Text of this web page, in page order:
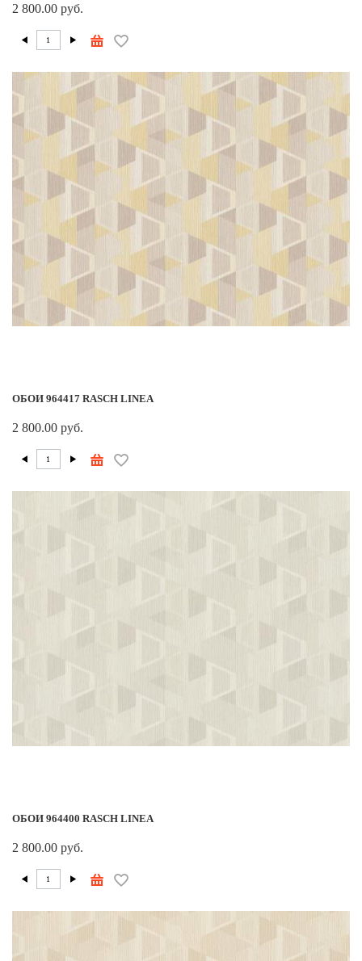
2 800.00 руб.
ОБОИ 964417 RASCH LINEA
2 800.00 руб.
ОБОИ 964400 RASCH LINEA
2 800.00 руб.